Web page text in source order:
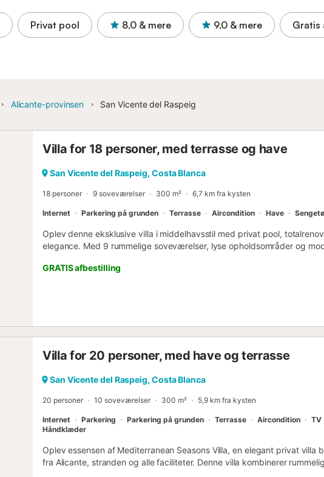
Privat pool 8,0 & mere 9,0 & mere Gratis
Alicante-provinsen San Vicente del Raspeig
Villa for 18 personer, med terrasse og have
San Vicente del Raspeig, Costa Blanca
18 personer 9 soveværelser 300 m² 6,7 km fra kysten
Internet Parkering på grunden Terrasse Aircondition Have
Oplev denne eksklusive villa i middelhavsstil med privat pool,
elegance. Med 9 rummelige soveværelser, lyse opholdsområder og
minutter fra kysten....
GRATIS afbestilling
Villa for 20 personer, med have og terrasse
San Vicente del Raspeig, Costa Blanca
20 personer 10 soveværelser 300 m² 5,9 km fra kysten
Internet Parkering Parkering på grunden Terrasse Aircondition TV
Håndklæder
Oplev essensen af Mediterranean Seasons Villa, en elegant privat villa
fra Alicante, stranden og alle faciliteter. Denne villa kombinerer